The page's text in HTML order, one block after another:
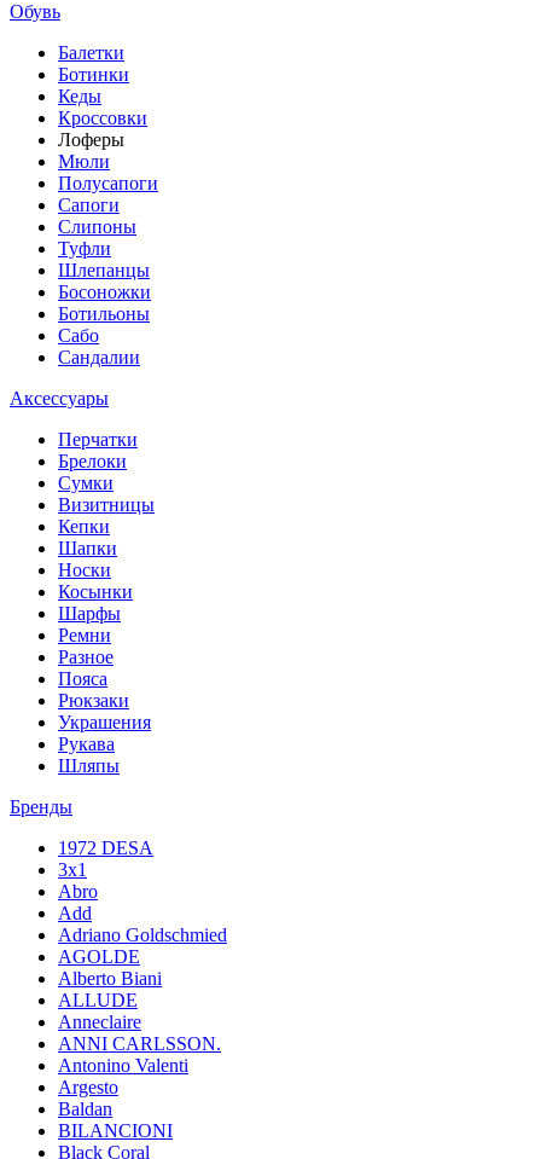
Обувь
Балетки
Ботинки
Кеды
Кроссовки
Лоферы
Мюли
Полусапоги
Сапоги
Слипоны
Туфли
Шлепанцы
Босоножки
Ботильоны
Сабо
Сандалии
Аксессуары
Перчатки
Брелоки
Сумки
Визитницы
Кепки
Шапки
Носки
Косынки
Шарфы
Ремни
Разное
Пояса
Рюкзаки
Украшения
Рукава
Шляпы
Бренды
1972 DESA
3x1
Abro
Add
Adriano Goldschmied
AGOLDE
Alberto Biani
ALLUDE
Anneclaire
ANNI CARLSSON.
Antonino Valenti
Argesto
Baldan
BILANCIONI
Black Coral